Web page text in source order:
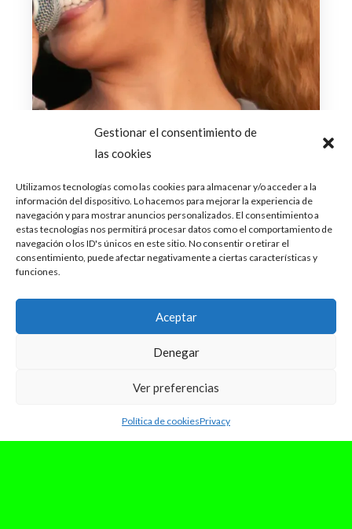
Gestionar el consentimiento de
las cookies
Utilizamos tecnologías como las cookies para almacenar y/o acceder a la
información del dispositivo. Lo hacemos para mejorar la experiencia de
navegación y para mostrar anuncios personalizados. El consentimiento a
estas tecnologías nos permitirá procesar datos como el comportamiento de
navegación o los ID's únicos en este sitio. No consentir o retirar el
consentimiento, puede afectar negativamente a ciertas características y
funciones.
Aceptar
Denegar
Ver preferencias
Política de cookiesPrivacy